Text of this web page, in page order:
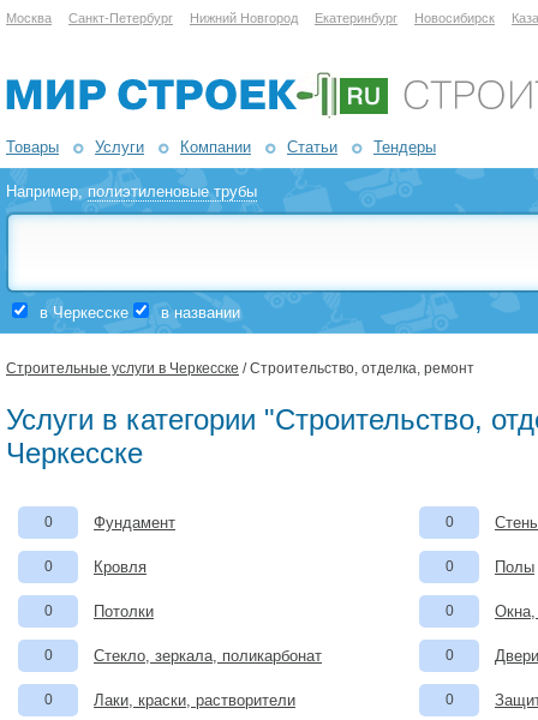
Москва Санкт-Петербург Нижний Новгород Екатеринбург Новосибирск
Товары Услуги Компании Статьи Тендеры
Например,полиэтиленовые трубы
в Черкесске в названии
Строительные услуги в Черкесске / Строительство, отделка, ремонт
Услуги в категории "Строительство,
Черкесске
0 Фундамент 0
0 Кровля 0 Полы
0 Потолки 0
0 Стекло, зеркала, поликарбонат 0
0 Лаки, краски, растворители 0